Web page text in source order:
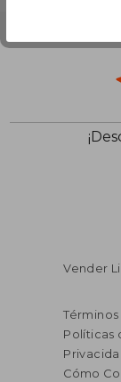
Vender
Políticas
Cómo